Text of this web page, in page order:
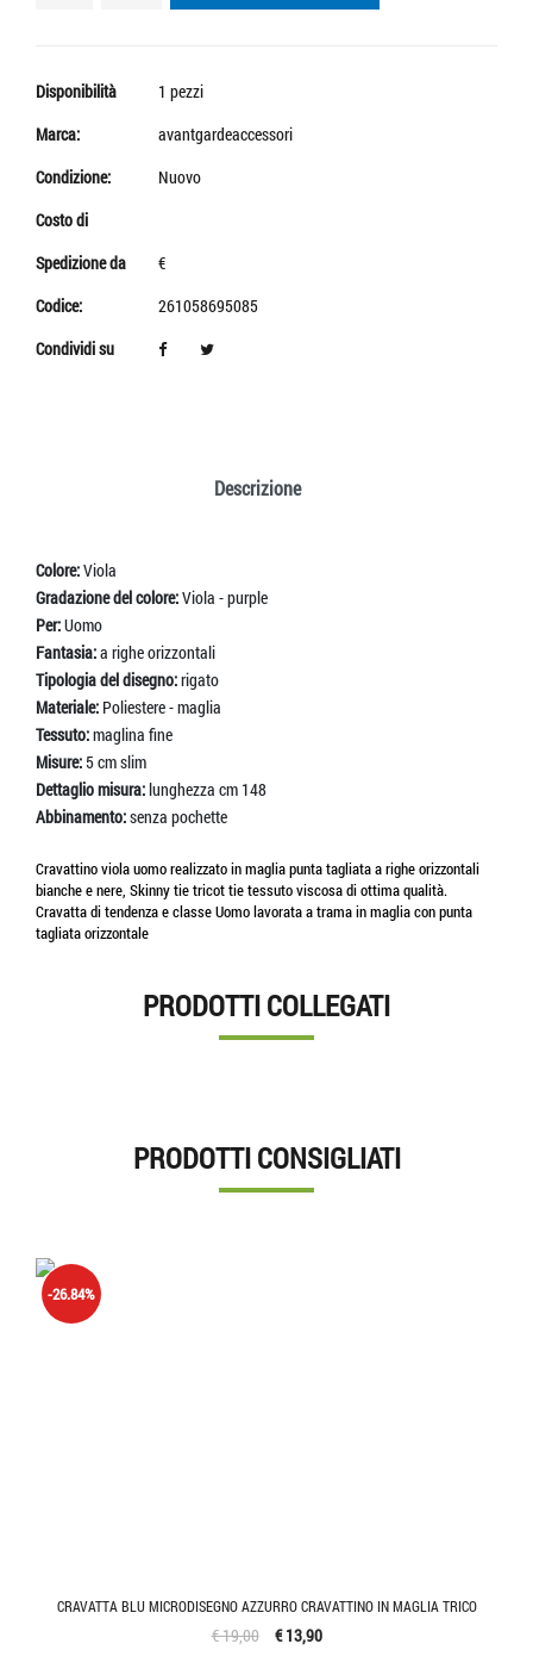
Disponibilità
1 pezzi
Marca:
avantgardeaccessori
Condizione:
Nuovo
Costo di
Spedizione da
€
Codice:
261058695085
Condividi su
Descrizione
Colore:Viola
Gradazione del colore:Viola - purple
Per:Uomo
Fantasia:a righe orizzontali
Tipologia del disegno:rigato
Materiale: Poliestere - maglia
Tessuto:maglina fine
Misure:5 cm slim
Dettaglio misura:lunghezza cm 148
Abbinamento:senza pochette
Cravattino viola uomo realizzato in maglia punta tagliata a righe orizzontali
bianche e nere, Skinny tie tricot tie tessuto viscosa di ottima qualità.
Cravatta di tendenza e classe Uomo lavorata a trama in maglia con punta
tagliata orizzontale
PRODOTTI COLLEGATI
PRODOTTI CONSIGLIATI
CRAVATTA BLU MICRODISEGNO AZZURRO CRAVATTINO IN MAGLIA TRICO
-26.84%
€ 19,00 € 13,90